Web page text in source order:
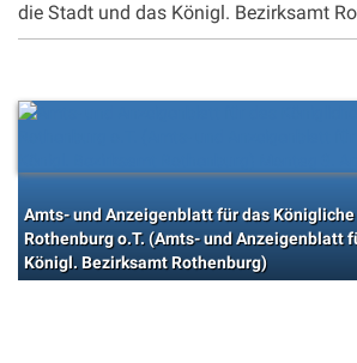
die Stadt und das Königl. Bezirksamt
Amts- und Anzeigenblatt für das
Rothenburg o.T. (Amts- und Anzeigenblatt
Königl. Bezirksamt Rothenburg)